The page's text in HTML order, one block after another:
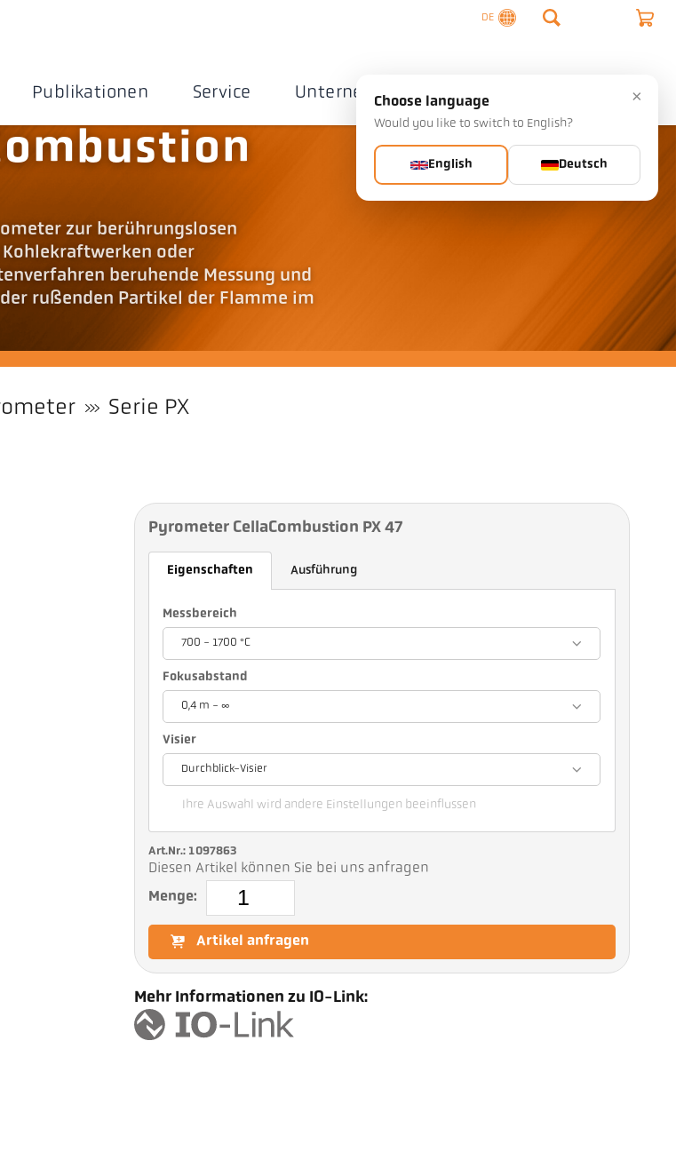
DE
Publikationen Service Unternehmen Kontakte
zur berührungslosen
oder
beruhende Messung und
rußenden Partikel der Flamme im
Serie PX
Pyrometer CellaCombustion PX 47
Eigenschaften Ausführung
Messbereich
700 - 1700 °C
Fokusabstand
0,4 m - ∞
Visier
Durchblick-Visier
Ihre Auswahl wird andere Einstellungen beeinflussen
Art.Nr.: 1097863
Diesen Artikel können Sie bei uns anfragen
Menge:
Artikel anfragen
Mehr Informationen zu IO-Link:
×
Choose language
Would you like to switch to English?
English Deutsch